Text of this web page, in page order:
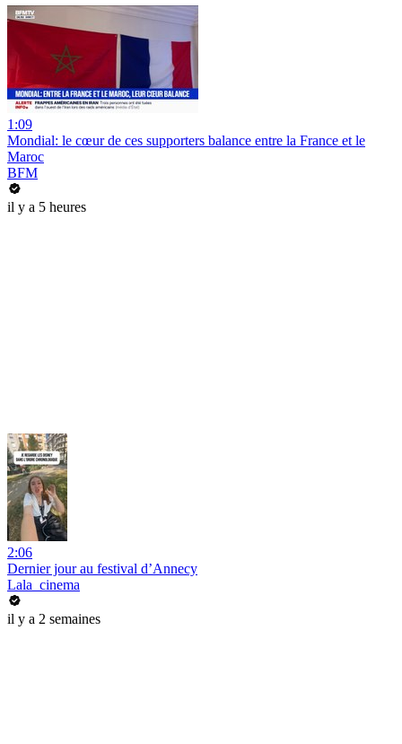
1:09
Mondial: le cœur de ces supporters balance entre la France et le
Maroc
BFM
il y a 5 heures
2:06
Dernier jour au festival d’Annecy
Lala_cinema
il y a 2 semaines